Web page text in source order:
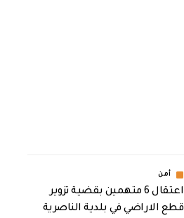
أمن
اعتقال 6 متهمين بقضية تزوير
قطع الاراضي في بلدية الناصرية